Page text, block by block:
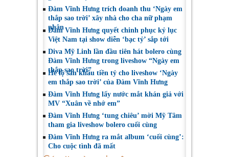
Đàm Vĩnh Hưng trích doanh thu ‘Ngày em
thắp sao trời’ xây nhà cho cha nữ phạm
nhân
Đàm Vĩnh Hưng quyết chinh phục kỷ lục
Việt Nam tại show diễn ‘bạc tỷ’ sắp tới
Diva Mỹ Linh lần đầu tiên hát bolero cùng
Đàm Vĩnh Hưng trong liveshow “Ngày em
thắp sao trời”
Hé lộ sân khấu tiền tỷ cho liveshow ‘Ngày
em thắp sao trời’ của Đàm Vĩnh Hưng
Đàm Vĩnh Hưng lấy nước mắt khán giả với
MV “Xuân về nhớ em”
Đàm Vĩnh Hưng ‘tung chiêu’ mời Mỹ Tâm
tham gia liveshow bolero cuối cùng
Đàm Vĩnh Hưng ra mắt album ‘cuối cùng’:
Cho cuộc tình đã mất